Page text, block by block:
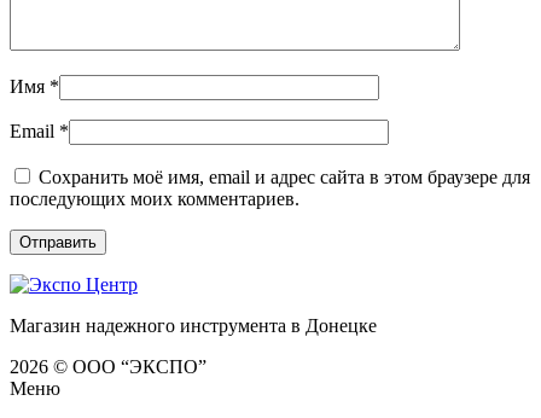
Имя *
Email *
Сохранить моё имя, email и адрес сайта в этом браузере для
последующих моих комментариев.
Магазин надежного инструмента в Донецке
2026 © ООО “ЭКСПО”
Меню